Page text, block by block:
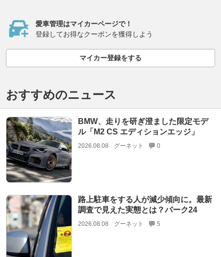
愛車管理はマイカーページで！
登録してお得なクーポンを獲得しよう
マイカー登録をする
おすすめのニュース
BMW、走りを研ぎ澄ました限定モデ
ル「M2 CS エディションエッジ」
2026.08.08 グーネット 0
路上駐車をする人が減少傾向に。最新
調査で見えた実態とは？パーク24
2026.08.08 グーネット 5